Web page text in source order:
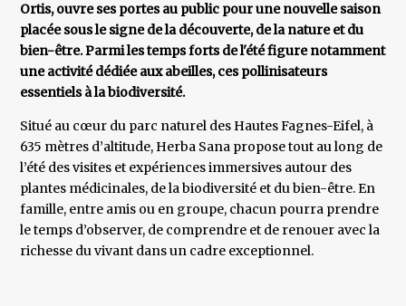
Ortis, ouvre ses portes au public pour une nouvelle saison
placée sous le signe de la découverte, de la nature et du
bien-être. Parmi les temps forts de l'été figure notamment
une activité dédiée aux abeilles, ces pollinisateurs
essentiels à la biodiversité.
Situé au cœur du parc naturel des Hautes Fagnes-Eifel, à
635 mètres d’altitude, Herba Sana propose tout au long de
l’été des visites et expériences immersives autour des
plantes médicinales, de la biodiversité et du bien-être. En
famille, entre amis ou en groupe, chacun pourra prendre
le temps d’observer, de comprendre et de renouer avec la
richesse du vivant dans un cadre exceptionnel.